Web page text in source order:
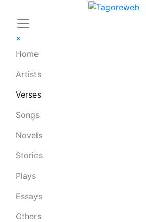
×
Home
Artists
Verses
Songs
Novels
Stories
Plays
Essays
Others